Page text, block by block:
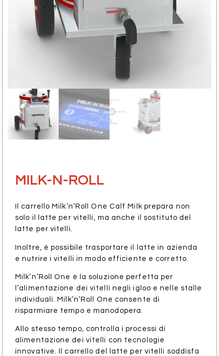
MILK-N-ROLL
Il carrello Milk’n’Roll One Calf Milk prepara non
solo il latte per vitelli, ma anche il sostituto del
latte per vitelli.
Inoltre, è possibile trasportare il latte in azienda
e nutrire i vitelli in modo efficiente e corretto.
Milk’n’Roll One è la soluzione perfetta per
l’alimentazione dei vitelli negli igloo e nelle stalle
individuali. Milk’n’Roll One consente di
risparmiare tempo e manodopera.
Allo stesso tempo, controlla i processi di
alimentazione dei vitelli con tecnologie
innovative. Il carrello del latte per vitelli soddisfa